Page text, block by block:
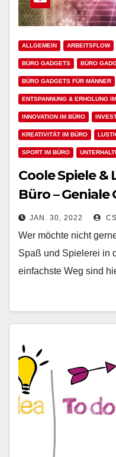
ALLGEMEIN ARBEITSFLOW
BÜRO GADGETS BÜRO
BÜRO GADGETS FÜR MÄNNER
ENTSPANNUNG & ERHOLUNG
INNOVATION IM BÜRO
KREATIVITÄT IM BÜRO
SPORT IM BÜRO
Coole Spiele
Büro –
und den
JAN. 30, 2022
Wer möchte nicht
Spaß und Spielerei in
einfachste Weg sind